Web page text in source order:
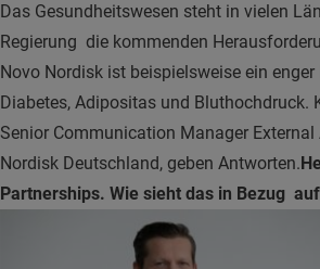
Das Gesundheitswesen steht in vielen
Regierung die kommenden
Novo Nordisk ist beispielsweise ein
Diabetes, Adipositas und Bluthochdruck.
Senior Communication Manager
Nordisk Deutschland, geben Antworten.
Partnerships. Wie sieht das in Bezug